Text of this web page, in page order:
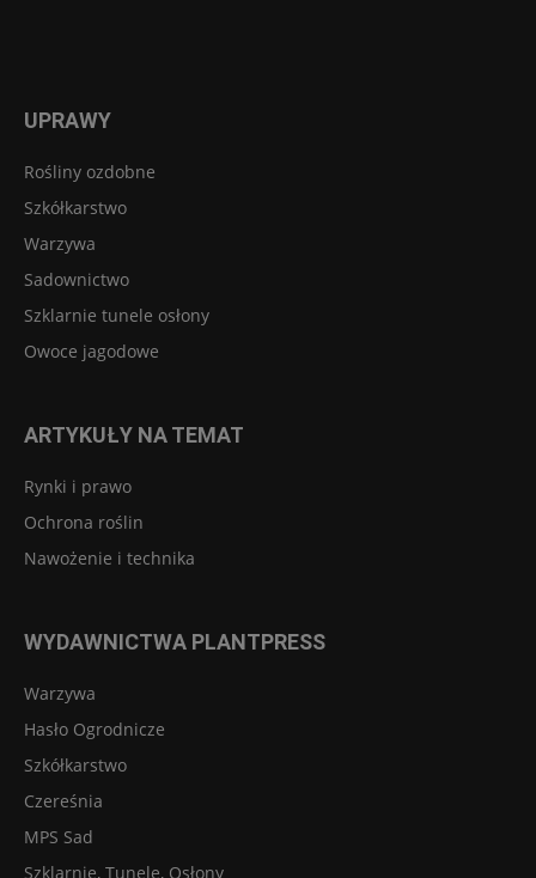
UPRAWY
Rośliny ozdobne
Szkółkarstwo
Warzywa
Sadownictwo
Szklarnie tunele osłony
Owoce jagodowe
ARTYKUŁY NA TEMAT
Rynki i prawo
Ochrona roślin
Nawożenie i technika
WYDAWNICTWA PLANTPRESS
Warzywa
Hasło Ogrodnicze
Szkółkarstwo
Czereśnia
MPS Sad
Szklarnie, Tunele, Osłony